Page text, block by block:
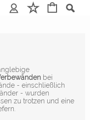
AnmeldenMerkliste
bei
- einschließlich
- wurden
zu trotzen und eine